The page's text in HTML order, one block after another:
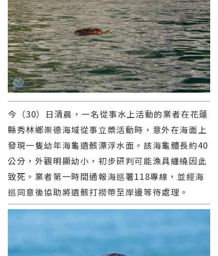
今（30）日清晨，一名從事水上活動的業者在花蓮
縣秀林鄉崇德海域從事立槳活動時，意外在海面上
發現一隻幼年海龜遺骸漂浮水面。該海龜體長約40
公分，外觀明顯幼小，初步研判可能漁具纏繞因此
致死。業者第一時間通報海巡署118專線，並經海
巡同意後協助將遺骸打撈帶至岸邊等待處理。